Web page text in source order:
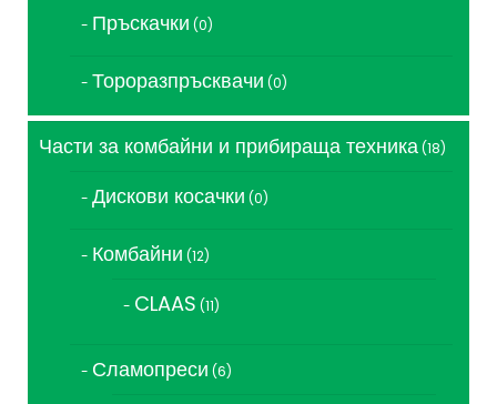
Пръскачки 00
Тороразпръсквачи 00
Части за комбайни и прибираща техника 1818
Дискови косачки 00
Комбайни 1212
CLAAS 1111
Сламопреси 66